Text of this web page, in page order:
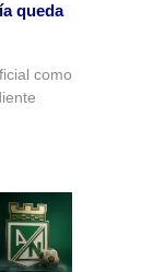
queda
como